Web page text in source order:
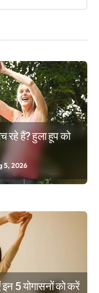
रहे हैं? हुला हूप को
5, 2026
5 योगासनों को करें